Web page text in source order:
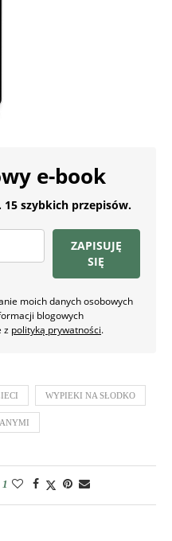
e-book
15 szybkich przepisów.
ZAPISUJĘ
SIĘ
moich danych osobowych
blogowych
z polityką prywatności.
WYPIEKI NA SŁODKO
1